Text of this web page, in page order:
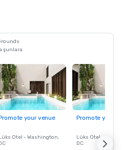
şunlara
your venue
Otel - Washington,
Promote your
Lüks Otel -
DC